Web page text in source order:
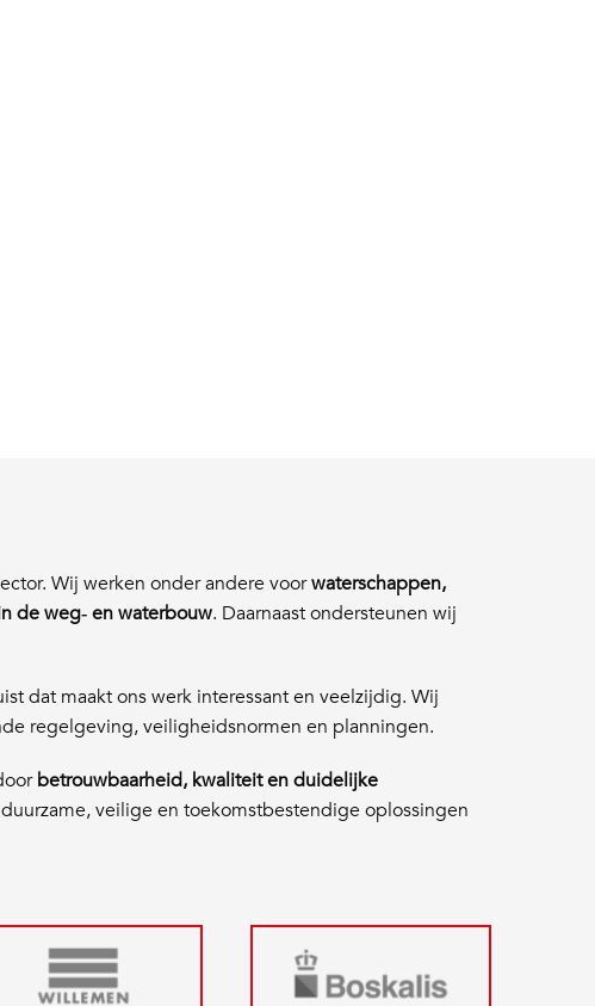
Wij werken onder andere voorwaterschappen,
de weg‑ en waterbouw. Daarnaast ondersteunen wij
dat maakt ons werk interessant en veelzijdig. Wij
regelgeving, veiligheidsnormen en planningen.
betrouwbaarheid, kwaliteit en duidelijke
veilige en toekomstbestendige oplossingen